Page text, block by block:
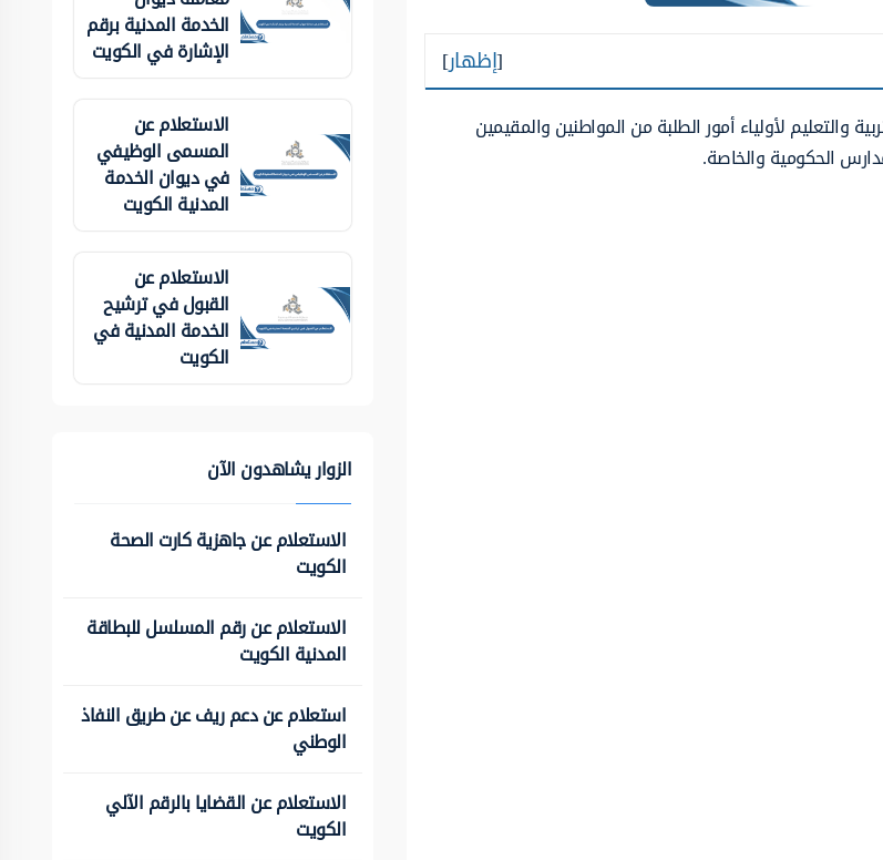
[إظهار]
والتعليم لأولياء أمور الطلبة من المواطنين والمقيمين
الحكومية والخاصة.
الخدمة المدنية برقم
الإشارة في الكويت
الاستعلام عن
المسمى الوظيفي
في ديوان الخدمة
المدنية الكويت
الاستعلام عن
القبول في ترشيح
الخدمة المدنية في
الكويت
الزوار يشاهدون الآن
الاستعلام عن جاهزية كارت الصحة
الكويت
الاستعلام عن رقم المسلسل للبطاقة
المدنية الكويت
استعلام عن دعم ريف عن طريق النفاذ
الوطني
الاستعلام عن القضايا بالرقم الآلي
الكويت